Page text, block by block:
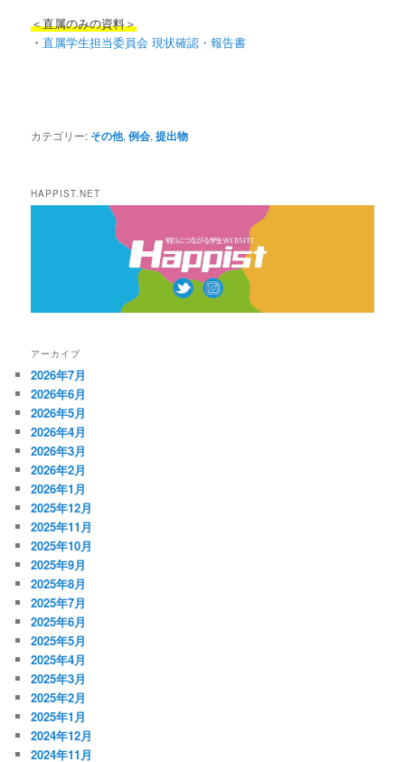
＜直属のみの資料＞
・直属学生担当委員会 現状確認・報告書
カテゴリー: その他,例会,提出物
HAPPIST.NET
アーカイブ
2026年7月
2026年6月
2026年5月
2026年4月
2026年3月
2026年2月
2026年1月
2025年12月
2025年11月
2025年10月
2025年9月
2025年8月
2025年7月
2025年6月
2025年5月
2025年4月
2025年3月
2025年2月
2025年1月
2024年12月
2024年11月